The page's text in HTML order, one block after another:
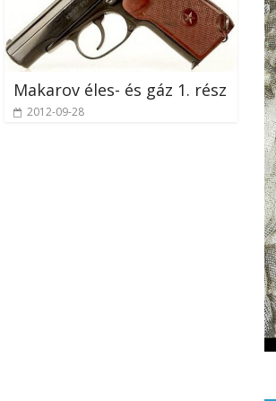
Makarov éles- és gáz 1. rész
2012-09-28